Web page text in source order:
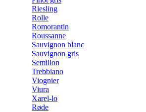
Riesling
Rolle
Romorantin
Roussanne
Sauvignon blanc
Sauvignon gris
Semillon
Trebbiano
Viognier
Viura
Xarel-lo
Røde